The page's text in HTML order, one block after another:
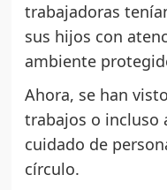
trabajadoras
sus hijos con
ambiente
Ahora, se han
trabajos o incluso
cuidado de
círculo.